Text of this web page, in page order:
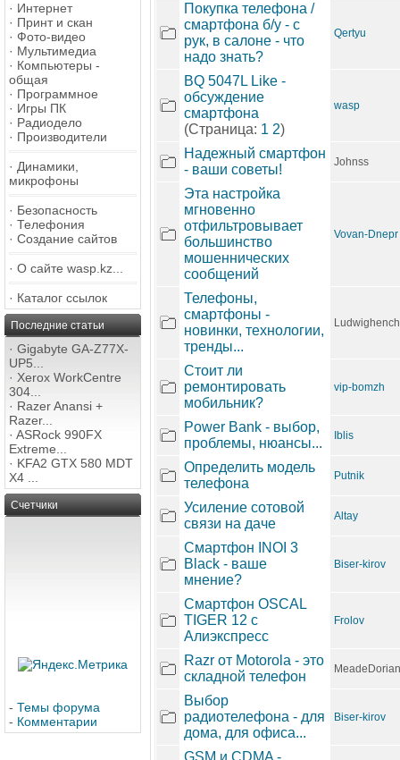
· Интернет
· Принт и скан
· Фото-видео
· Мультимедиа
· Компьютеры -
общая
· Программное
· Игры ПК
· Радиодело
· Производители
· Динамики,
микрофоны
· Безопасность
· Телефония
· Создание сайтов
· О сайте wasp.kz...
· Каталог ссылок
Последние статьи
· Gigabyte GA-Z77X-
UP5...
· Xerox WorkCentre
304...
· Razer Anansi +
Razer...
· ASRock 990FX
Extreme...
· KFA2 GTX 580 MDT
X4 ...
Счетчики
- Темы форума
- Комментарии
Покупка телефона /
смартфона б/у - с
рук, в салоне - что
надо знать?
Qertyu
BQ 5047L Like -
обсуждение
смартфона
(Страница: 1 2)
wasp
Надежный смартфон
- ваши советы!
Johnss
Эта настройка
мгновенно
отфильтровывает
большинство
мошеннических
сообщений
Vovan-Dnepr
Телефоны,
смартфоны -
новинки, технологии,
тренды...
Ludwighench
Стоит ли
ремонтировать
мобильник?
vip-bomzh
Power Bank - выбор,
проблемы, нюансы...
Iblis
Определить модель
телефона
Putnik
Усиление сотовой
связи на даче
Altay
Смартфон INOI 3
Black - ваше
мнение?
Biser-kirov
Смартфон OSCAL
TIGER 12 с
Алиэкспресс
Frolov
Razr от Motorola - это
складной телефон
Выбор
радиотелефона - для
дома, для офиса...
Biser-kirov
GSM и CDMA -